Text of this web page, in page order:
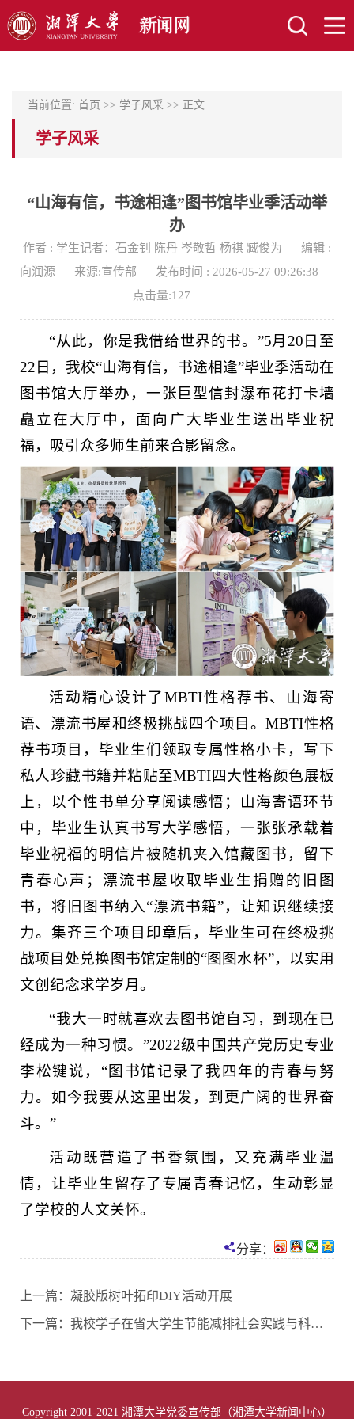
当前位置: 首页 >> 学子风采 >> 正文
学子风采
“山海有信，书途相逢”图书馆毕业季活动举
办
作者 : 学生记者：石金钊 陈丹 岑敬哲 杨祺 臧俊为
编辑 :
向润源
来源:宣传部
发布时间 : 2026-05-27 09:26:38
点击量:127
“从此，你是我借给世界的书。”5月20日至
22日，我校“山海有信，书途相逢”毕业季活动在
图书馆大厅举办，一张巨型信封瀑布花打卡墙
矗立在大厅中，面向广大毕业生送出毕业祝
福，吸引众多师生前来合影留念。
活动精心设计了MBTI性格荐书、山海寄
语、漂流书屋和终极挑战四个项目。MBTI性格
荐书项目，毕业生们领取专属性格小卡，写下
私人珍藏书籍并粘贴至MBTI四大性格颜色展板
上，以个性书单分享阅读感悟；山海寄语环节
中，毕业生认真书写大学感悟，一张张承载着
毕业祝福的明信片被随机夹入馆藏图书，留下
青春心声；漂流书屋收取毕业生捐赠的旧图
书，将旧图书纳入“漂流书籍”，让知识继续接
力。集齐三个项目印章后，毕业生可在终极挑
战项目处兑换图书馆定制的“图图水杯”，以实用
文创纪念求学岁月。
“我大一时就喜欢去图书馆自习，到现在已
经成为一种习惯。”2022级中国共产党历史专业
李松键说，“图书馆记录了我四年的青春与努
力。如今我要从这里出发，到更广阔的世界奋
斗。”
活动既营造了书香氛围，又充满毕业温
情，让毕业生留存了专属青春记忆，生动彰显
了学校的人文关怀。
分享：
上一篇： 凝胶版树叶拓印DIY活动开展
下一篇： 我校学子在省大学生节能减排社会实践与科技竞赛中获佳绩
Copyright 2001-2021 湘潭大学党委宣传部（湘潭大学新闻中心）